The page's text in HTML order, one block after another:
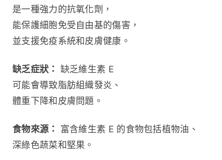
是一種強力的抗氧化劑，
能保護細胞免受自由基的傷害，
並支援免疫系統和皮膚健康。
缺乏症狀：
缺乏維生素 E
可能會導致脂肪組織發炎、
體重下降和皮膚問題。
食物來源：
富含維生素 E 的食物包括植物油、
深綠色蔬菜和堅果。